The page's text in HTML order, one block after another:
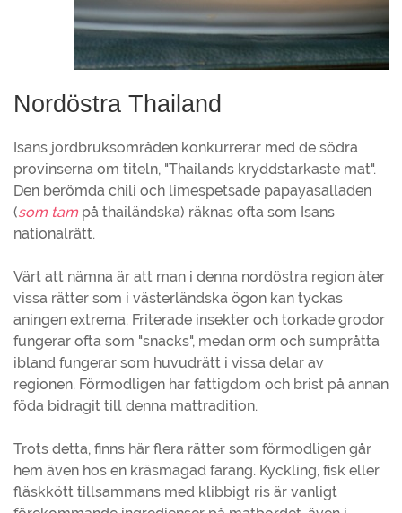
Nordöstra Thailand
Isans jordbruksområden konkurrerar med de södra
provinserna om titeln, "Thailands kryddstarkaste mat".
Den berömda chili och limespetsade papayasalladen
(som tampå thailändska) räknas ofta som Isans
nationalrätt.
Värt att nämna är att man i denna nordöstra region äter
vissa rätter som i västerländska ögon kan tyckas
aningen extrema. Friterade insekter och torkade grodor
fungerar ofta som "snacks", medan orm och sumpråtta
ibland fungerar som huvudrätt i vissa delar av
regionen. Förmodligen har fattigdom och brist på annan
föda bidragit till denna mattradition.
Trots detta, finns här flera rätter som förmodligen går
hem även hos en kräsmagad farang. Kyckling, fisk eller
fläskkött tillsammans med klibbigt ris är vanligt